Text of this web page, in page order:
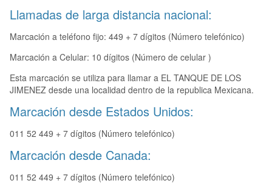
Llamadas de larga distancia nacional:
Marcación a teléfono fijo: 449 + 7 dígitos (Número telefónico)
Marcación a Celular: 10 dígitos (Número de celular )
Esta marcación se utiliza para llamar a EL TANQUE DE LOS
JIMENEZ desde una localidad dentro de la republica Mexicana.
Marcación desde Estados Unidos:
011 52 449 + 7 dígitos (Número telefónico)
Marcación desde Canada:
011 52 449 + 7 dígitos (Número telefónico)